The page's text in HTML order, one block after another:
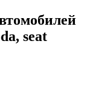
seat